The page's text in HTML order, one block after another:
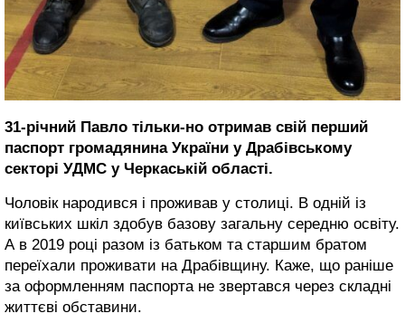
31-річний Павло тільки-но отримав свій перший
паспорт громадянина України у Драбівському
секторі УДМС у Черкаській області.
Чоловік народився і проживав у столиці. В одній із
київських шкіл здобув базову загальну середню освіту.
А в 2019 році разом із батьком та старшим братом
переїхали проживати на Драбівщину. Каже, що раніше
за оформленням паспорта не звертався через складні
життєві обставини.